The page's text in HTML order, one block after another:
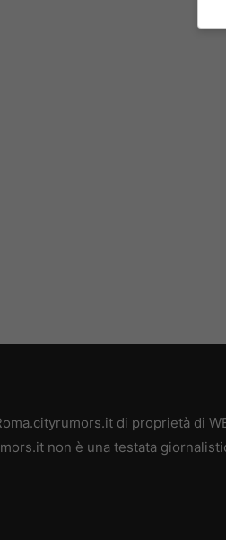
di proprietà di
non è una testata